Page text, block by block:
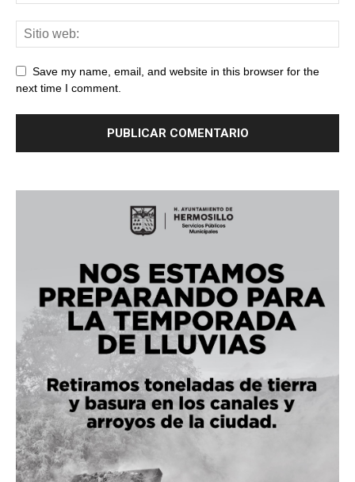
Save my name, email, and website in this browser for the
next time I comment.